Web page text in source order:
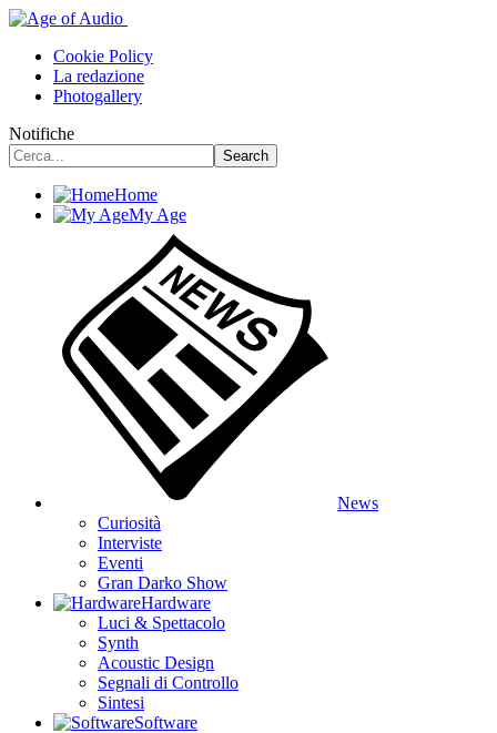
Cookie Policy
La redazione
Photogallery
Notifiche
Home
My Age
News
Curiosità
Interviste
Eventi
Gran Darko Show
Hardware
Luci & Spettacolo
Synth
Acoustic Design
Segnali di Controllo
Sintesi
Software